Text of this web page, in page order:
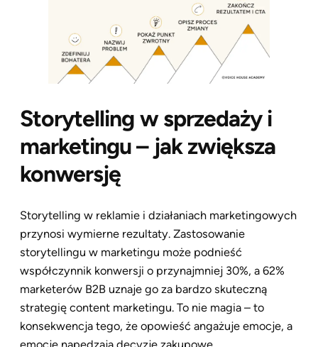
Storytelling w sprzedaży i
marketingu – jak zwiększa
konwersję
Storytelling w reklamie i działaniach marketingowych
przynosi wymierne rezultaty. Zastosowanie
storytellingu w marketingu może podnieść
współczynnik konwersji o przynajmniej 30%, a 62%
marketerów B2B uznaje go za bardzo skuteczną
strategię content marketingu. To nie magia – to
konsekwencja tego, że opowieść angażuje emocje, a